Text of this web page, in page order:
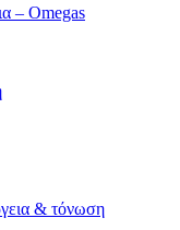
– Omegas
& τόνωση